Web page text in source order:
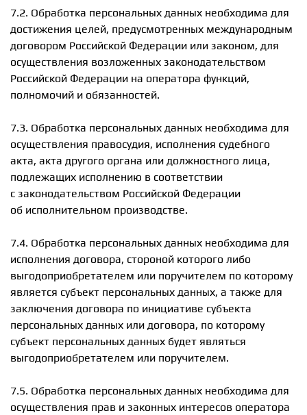
7.2. Обработка персональных данных необходима для
достижения целей, предусмотренных международным
договором Российской Федерации или законом, для
осуществления возложенных законодательством
Российской Федерации на оператора функций,
полномочий и обязанностей.
7.3. Обработка персональных данных необходима для
осуществления правосудия, исполнения судебного
акта, акта другого органа или должностного лица,
подлежащих исполнению в соответствии
с законодательством Российской Федерации
об исполнительном производстве.
7.4. Обработка персональных данных необходима для
исполнения договора, стороной которого либо
выгодоприобретателем или поручителем по которому
является субъект персональных данных, а также для
заключения договора по инициативе субъекта
персональных данных или договора, по которому
субъект персональных данных будет являться
выгодоприобретателем или поручителем.
7.5. Обработка персональных данных необходима для
осуществления прав и законных интересов оператора